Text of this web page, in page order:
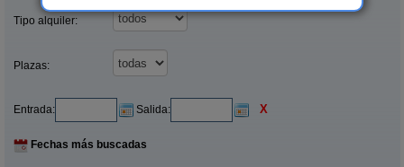
Tipo alquiler:
Plazas:
Entrada: Salida: X
Fechas más buscadas